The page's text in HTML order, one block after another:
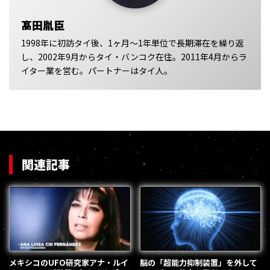
髙田胤臣
1998年に初訪タイ後、1ヶ月～1年単位で長期滞在を繰り返
し、2002年9月からタイ・バンコク在住。2011年4月からラ
イター業を営む。パートナーはタイ人。
関連記事
メキシコのUFO研究家アナ・ルイ
脳の「超能力抑制装置」を外して